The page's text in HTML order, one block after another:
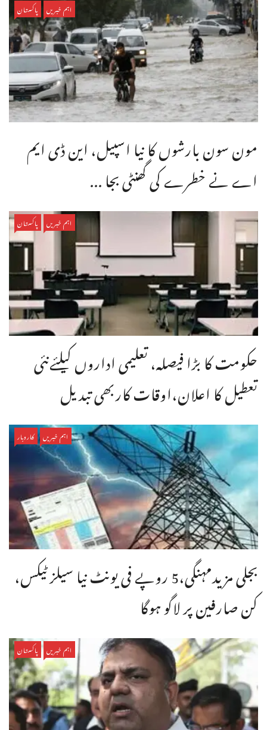
اہم خبریں پاکستان
مون سون بارشوں کا نیا اسپیل، این ڈی ایم
اے نے خطرے کی گھنٹی بجا ...
اہم خبریں پاکستان
حکومت کا بڑا فیصلہ، تعلیمی اداروں کیلئےنئی
تعطیل کا اعلان،اوقات کاربھی تبدیل
اہم خبریں کاروبار
بجلی مزیدمہنگی،5 روپے فی یونٹ نیا سیلز ٹیکس،
کن صارفین پر لاگو ہوگا
اہم خبریں پاکستان